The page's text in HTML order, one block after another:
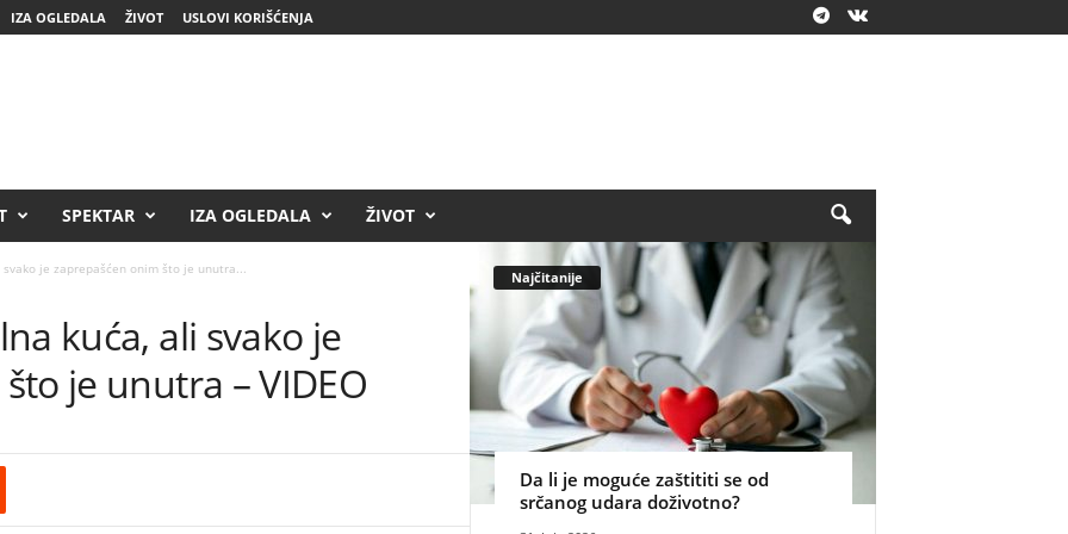
IZA OGLEDALA ŽIVOT USLOVI KORIŠĆENJA
SPEKTAR IZA OGLEDALA ŽIVOT
je zaprepašćen onim što je unutra...
kuća, ali svako je
je unutra – VIDEO
Najčitanije
Da li je moguće zaštititi se od
srčanog udara doživotno?